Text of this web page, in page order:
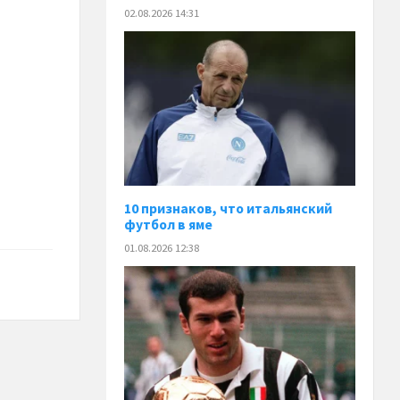
02.08.2026 14:31
10 признаков, что итальянский
футбол в яме
01.08.2026 12:38